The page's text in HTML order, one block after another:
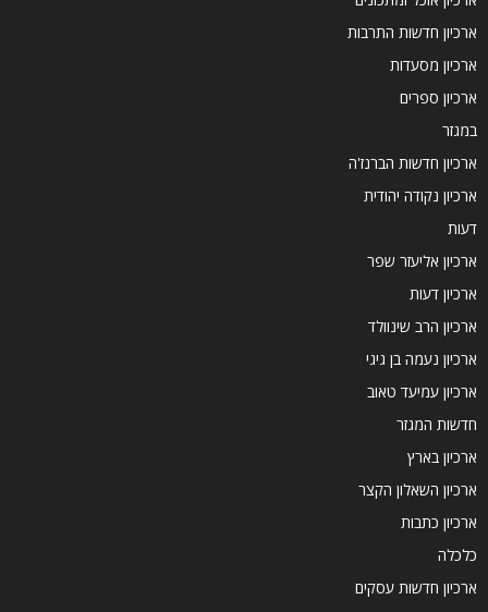
ארכיון חדשות התרבות
ארכיון מסעדות
ארכיון ספרים
במגזר
ארכיון חדשות הברנז'ה
ארכיון נקודה יהודית
דעות
ארכיון אליעזר שפר
ארכיון דעות
ארכיון הרב שינוולד
ארכיון נעמה בן גיגי
ארכיון עמיעד טאוב
חדשות המגזר
ארכיון בארץ
ארכיון השאלון הקצר
ארכיון כתבות
כלכלה
ארכיון חדשות עסקים